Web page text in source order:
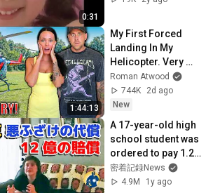
0:31
1:44:13
My First Forced
Landing In My
Helicopter. Very
Scary Experience
But Everyone Is
Safe! Needs FIxed!
Roman Atwood
744K
2d ago
New
A 17-year-old high
school student was
ordered to pay 1.2
billion yen in
damages, and it will
密着記録News
4.9M
1y ago